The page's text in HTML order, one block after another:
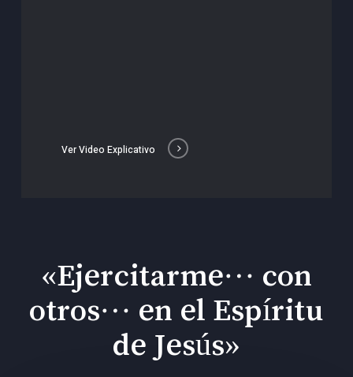
Ver Video Explicativo
«Ejercitarme… con
otros… en el Espíritu
de Jesús»